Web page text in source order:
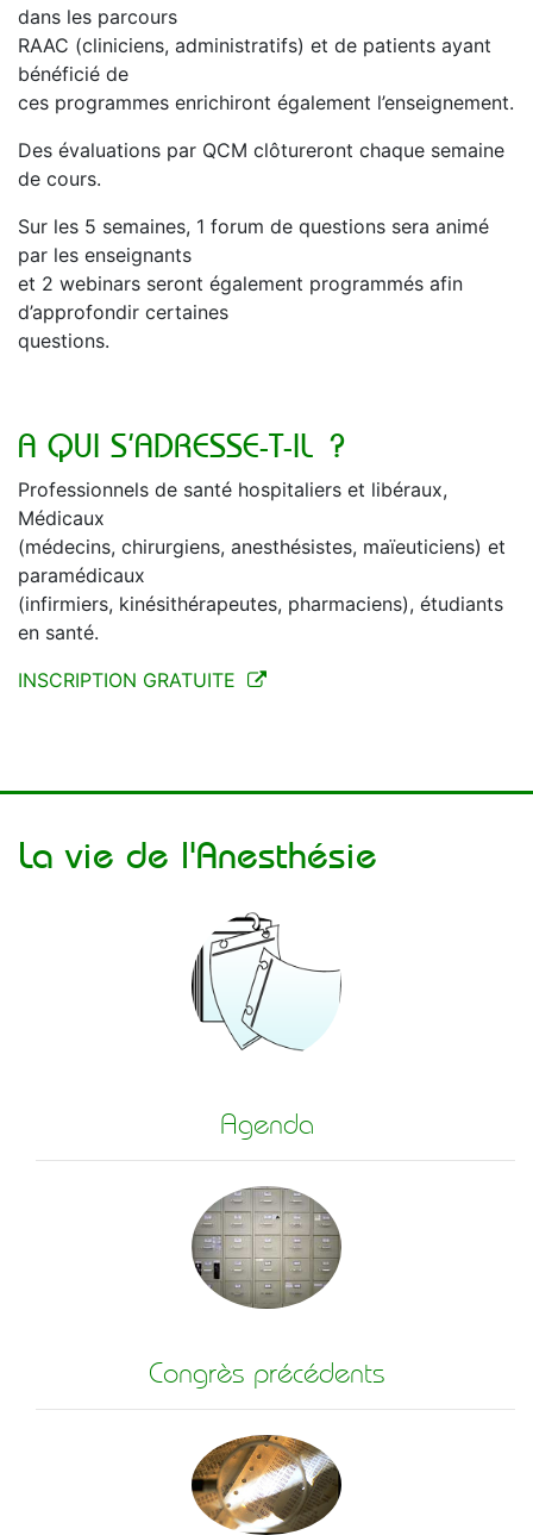
dans les parcours
RAAC (cliniciens, administratifs) et de patients ayant
bénéficié de
ces programmes enrichiront également l’enseignement.
Des évaluations par QCM clôtureront chaque semaine
de cours.
Sur les 5 semaines, 1 forum de questions sera animé
par les enseignants
et 2 webinars seront également programmés afin
d’approfondir certaines
questions.
A QUI S’ADRESSE-T-IL ?
Professionnels de santé hospitaliers et libéraux,
Médicaux
(médecins, chirurgiens, anesthésistes, maïeuticiens) et
paramédicaux
(infirmiers, kinésithérapeutes, pharmaciens), étudiants
en santé.
INSCRIPTION GRATUITE
La vie de l'Anesthésie
Agenda
Congrès précédents